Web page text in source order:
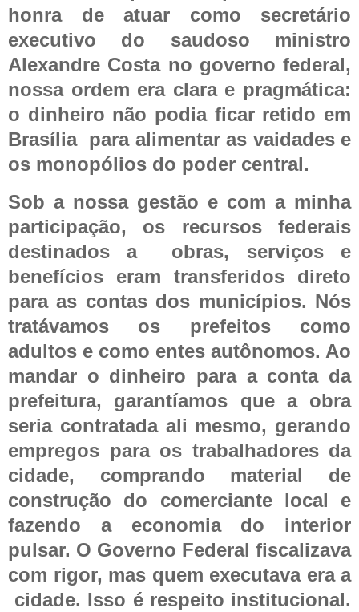
honra de atuar como secretário
executivo do saudoso ministro
Alexandre Costa no governo federal,
nossa ordem era clara e pragmática:
o dinheiro não podia ficar retido em
Brasília para alimentar as vaidades e
os monopólios do poder central.
Sob a nossa gestão e com a minha
participação, os recursos federais
destinados a
obras, serviços e
benefícios eram transferidos direto
para as contas dos municípios. Nós
tratávamos os prefeitos como
adultos e como entes autônomos. Ao
mandar o dinheiro para a conta da
prefeitura, garantíamos que a obra
seria contratada ali mesmo, gerando
empregos para os trabalhadores da
cidade, comprando material de
construção do comerciante local e
fazendo a economia do interior
pulsar. O Governo Federal fiscalizava
com rigor, mas quem executava era a
cidade. Isso é respeito institucional.